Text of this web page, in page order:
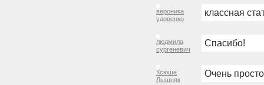
вероника
удовенко
классная
людмила
сургеневич
Спасибо!
Ксюша
Лышняк
Очень